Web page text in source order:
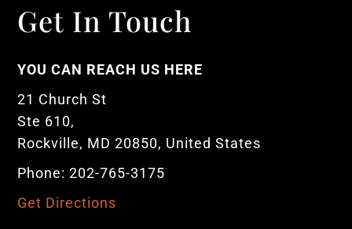
Get In Touch
YOU CAN REACH US HERE
21 Church St
Ste 610,
Rockville, MD 20850, United States
Phone: 202-765-3175
Get Directions